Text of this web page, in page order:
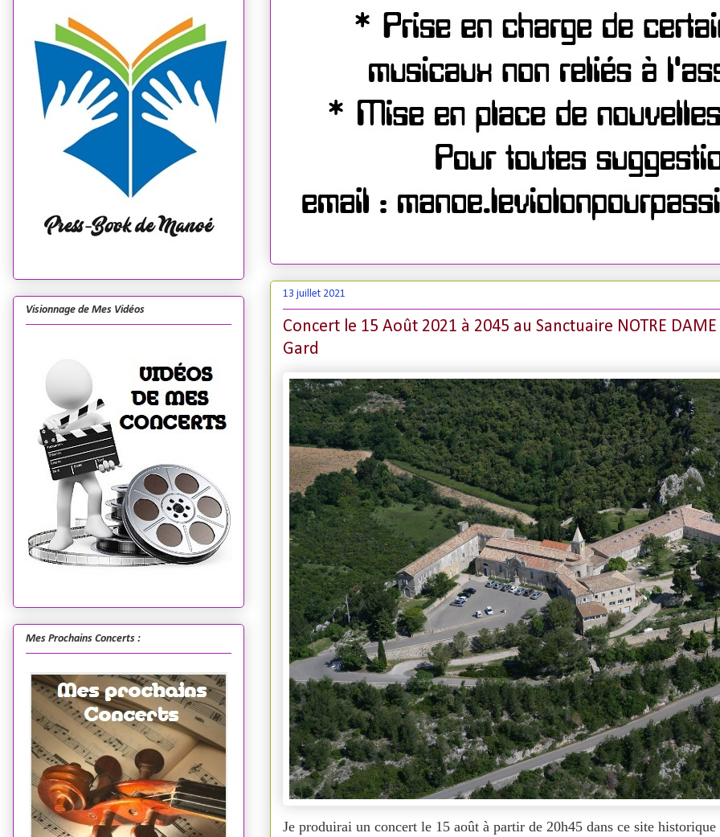
13 juillet 2021
Concert le 15 Août 2021 à 2045 au Sanctuaire NOTRE
Gard
Je produirai un concert le 15 août à partir de 20h45 dans ce site
Visionnage de Mes Vidéos
Mes Prochains Concerts :